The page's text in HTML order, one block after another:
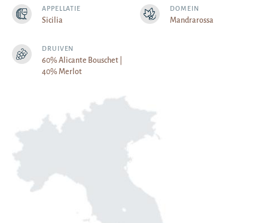
APPELLATIE
Sicilia
DOMEIN
Mandrarossa
DRUIVEN
60% Alicante Bouschet |
40% Merlot